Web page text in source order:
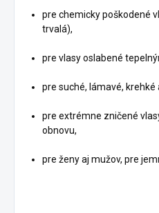
pre chemicky poškodené
trvalá),
pre vlasy oslabené
pre suché, lámavé, krehké
pre extrémne zničené
obnovu,
pre ženy aj mužov, pre